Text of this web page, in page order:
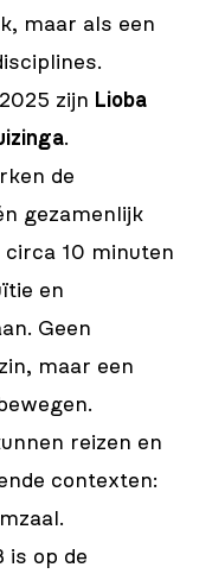
maar als een
zijn Lioba
.
de
gezamenlijk
10 minuten
en
Geen
maar een
reizen en
contexten:
is op de